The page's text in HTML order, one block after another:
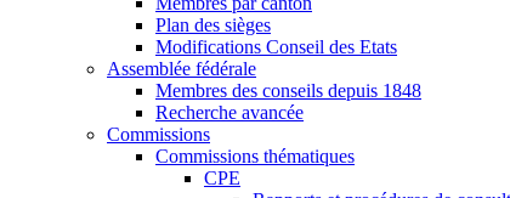
Plan des sièges
Modifications Conseil des Etats
Assemblée fédérale
Membres des conseils depuis 1848
Recherche avancée
Commissions
Commissions thématiques
CPE